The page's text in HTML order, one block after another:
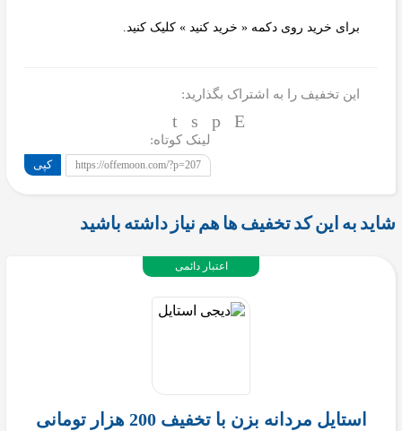
برای خرید روی دکمه « خرید کنید » کلیک کنید.
این تخفیف را به اشتراک بگذارید:
لینک کوتاه:
https://offemoon.com/?p=207 کپی
شاید به این کد تخفیف ها هم نیاز داشته باشید
استایل مردانه بزن با تخفیف 200 هزار تومانی
اعتبار دائمی